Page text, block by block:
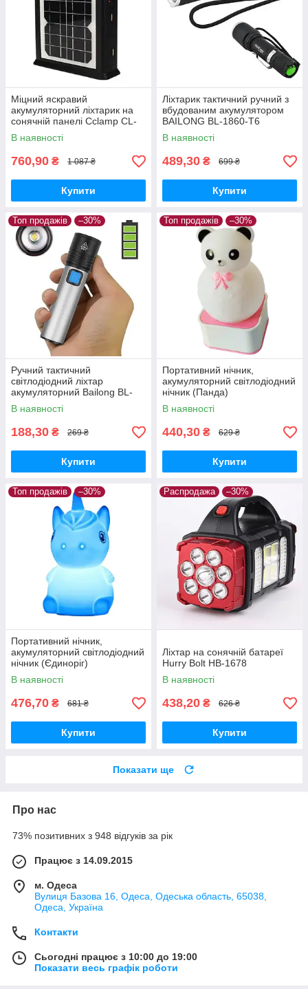
Міцний яскравий
акумуляторний ліхтарик на
сонячній панелі Cclamp CL-
12 Power bank 2 лампочки з
повербанком
В наявності
760,90 ₴ 1 087 ₴
Купити
Ліхтарик тактичний ручний з
вбудованим акумулятором
BAILONG BL-1860-T6
В наявності
489,30 ₴ 699 ₴
Купити
Топ продажів –30%
Ручний тактичний
світлодіодний ліхтар
акумуляторний Bailong BL-
K31 USB CHARGE+ ZOOM
В наявності
188,30 ₴ 269 ₴
Купити
Топ продажів –30%
Портативний нічник,
акумуляторний світлодіодний
нічник (Панда)
В наявності
440,30 ₴ 629 ₴
Купити
Топ продажів –30%
Портативний нічник,
акумуляторний світлодіодний
нічник (Єдиноріг)
В наявності
476,70 ₴ 681 ₴
Купити
Распродажа –30%
Ліхтар на сонячній батареї
Hurry Bolt HB-1678
В наявності
438,20 ₴ 626 ₴
Купити
Показати ще
Про нас
73% позитивних з 948 відгуків за рік
Працює з 14.09.2015
м. Одеса
Вулиця Базова 16, Одеса, Одеська область, 65038,
Одеса, Україна
Контакти
Сьогодні працює з 10:00 до 19:00
Показати весь графік роботи